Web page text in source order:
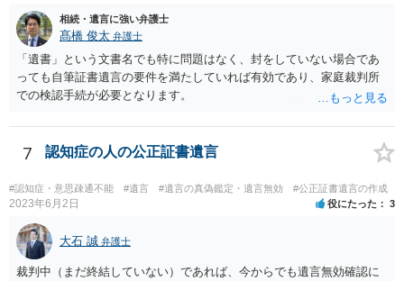
相続・遺言に強い弁護士
髙橋 俊太 弁護士
「遺書」という文書名でも特に問題はなく、封をしていない場合であ
っても自筆証書遺言の要件を満たしていれば有効であり、家庭裁判所
での検認手続が必要となります。
7 認知症の人の公正証書遺言
#認知症・意思疎通不能 #遺言 #遺言の真偽鑑定・遺言無効 #公正証書遺言の作成
2023年6月2日 役にたった 3
大石 誠 弁護士
裁判中（まだ終結していない）であれば、今からでも遺言無効確認に